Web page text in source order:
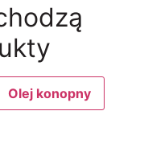
Olej konopny